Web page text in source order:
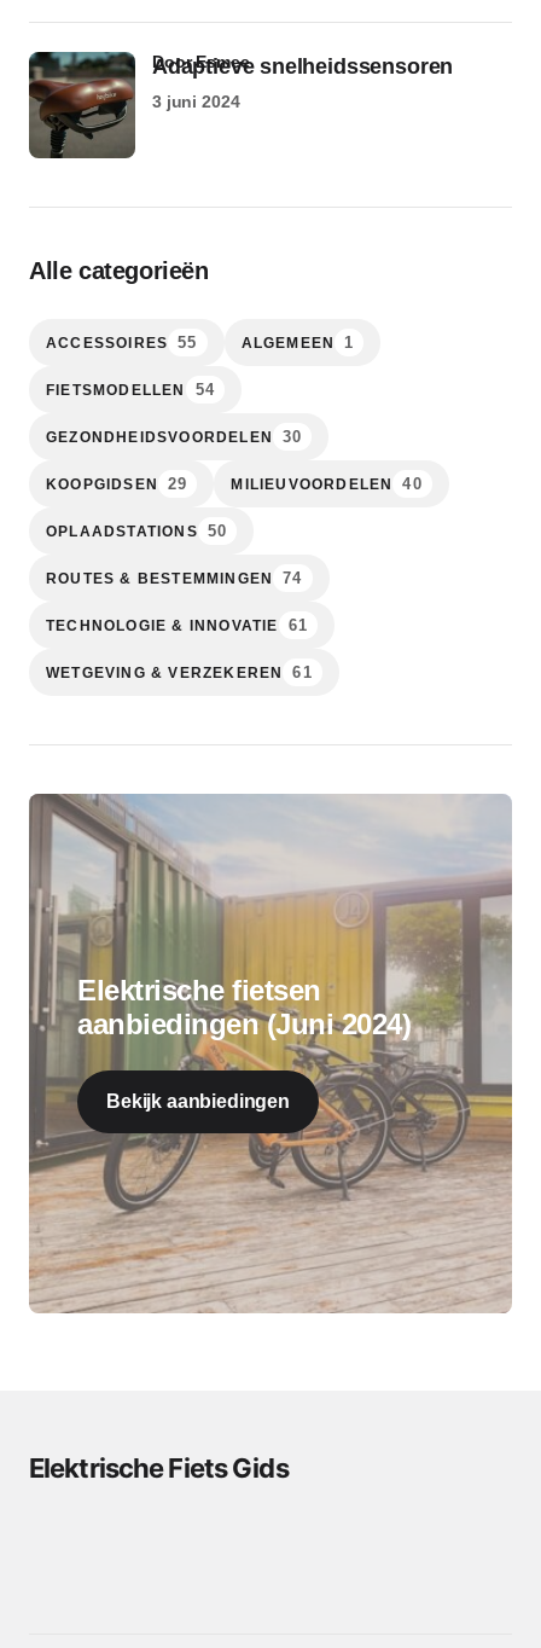
Adaptieve snelheidssensoren
door Esmee
3 juni 2024
Alle categorieën
ACCESSOIRES 55 ALGEMEEN 1
FIETSMODELLEN 54
GEZONDHEIDSVOORDELEN 30
KOOPGIDSEN 29 MILIEUVOORDELEN 40
OPLAADSTATIONS 50
ROUTES & BESTEMMINGEN 74
TECHNOLOGIE & INNOVATIE 61
WETGEVING & VERZEKEREN 61
Elektrische fietsen
aanbiedingen (Juni 2024)
Bekijk aanbiedingen
Elektrische Fiets Gids